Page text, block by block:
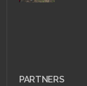
PARTNERS